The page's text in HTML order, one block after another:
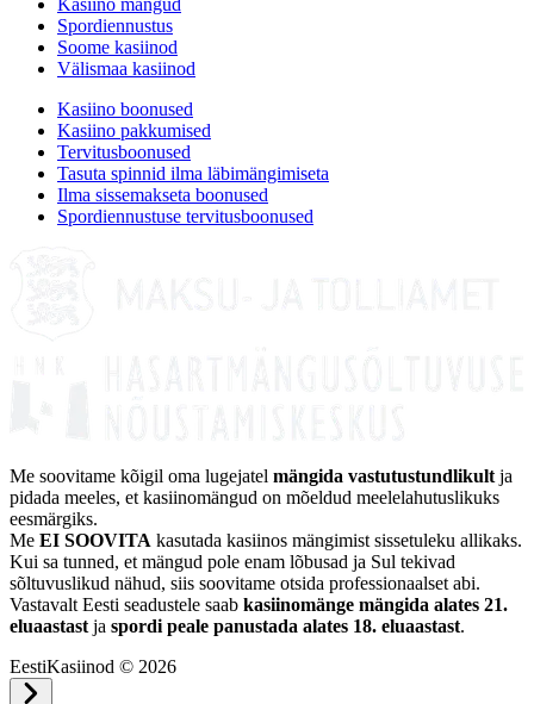
Spordiennustus
Soome kasiinod
Välismaa kasiinod
Kasiino boonused
Kasiino pakkumised
Tervitusboonused
Tasuta spinnid ilma läbimängimiseta
Ilma sissemakseta boonused
Spordiennustuse tervitusboonused
Me soovitame kõigil oma lugejatel mängida vastutustundlikult ja
pidada meeles, et kasiinomängud on mõeldud meelelahutuslikuks
eesmärgiks.
Me EI SOOVITA kasutada kasiinos mängimist sissetuleku allikaks.
Kui sa tunned, et mängud pole enam lõbusad ja Sul tekivad
sõltuvuslikud nähud, siis soovitame otsida professionaalset abi.
Vastavalt Eesti seadustele saab kasiinomänge mängida alates 21.
eluaastast ja spordi peale panustada alates 18. eluaastast.
EestiKasiinod © 2026